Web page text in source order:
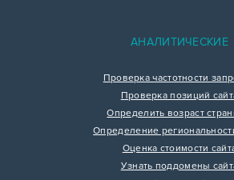
АНАЛИТИЧЕСКИЕ
Проверка частотности
Проверка позиций
Определить возраст
Определение
Оценка стоимости
Узнать поддомены